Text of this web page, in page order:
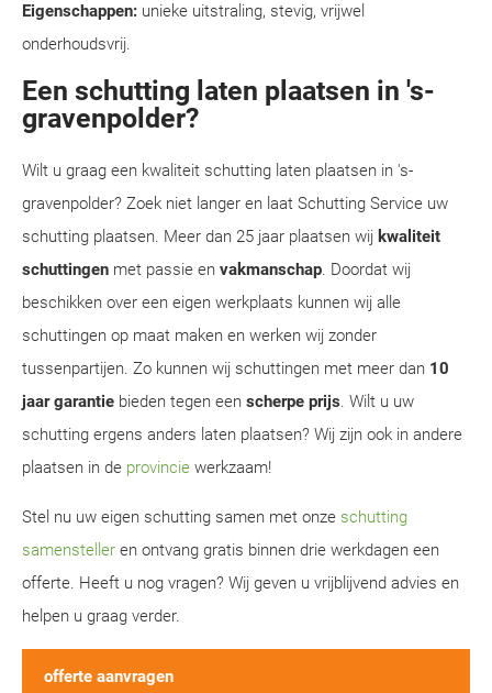
Eigenschappen: unieke uitstraling, stevig, vrijwel
onderhoudsvrij.
Een schutting laten plaatsen in 's-
gravenpolder?
Wilt u graag een kwaliteit schutting laten plaatsen in 's-
gravenpolder? Zoek niet langer en laat Schutting Service uw
schutting plaatsen. Meer dan 25 jaar plaatsen wij kwaliteit
schuttingen met passie en vakmanschap. Doordat wij
beschikken over een eigen werkplaats kunnen wij alle
schuttingen op maat maken en werken wij zonder
tussenpartijen. Zo kunnen wij schuttingen met meer dan 10
jaar garantie bieden tegen een scherpe prijs. Wilt u uw
schutting ergens anders laten plaatsen? Wij zijn ook in andere
plaatsen in de provincie werkzaam!
Stel nu uw eigen schutting samen met onze schutting
samensteller en ontvang gratis binnen drie werkdagen een
offerte. Heeft u nog vragen? Wij geven u vrijblijvend advies en
helpen u graag verder.
offerte aanvragen